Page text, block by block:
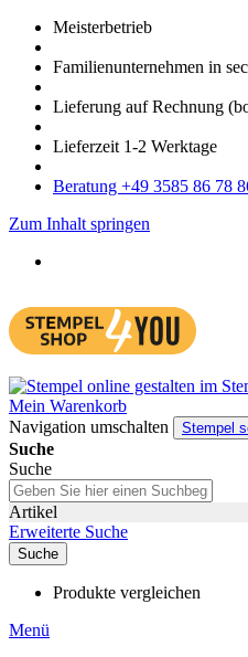
Meister­betrieb
Familien­unter­nehmen in
Lieferung auf Rech­nung
Liefer­zeit 1-2 Werk­tage
Bera­tung +49 3585 86 78
Zum Inhalt springen
Mein Warenkorb
Navigation umschalten
Stempel
Suche
Suche
Artikel
Erweiterte Suche
Suche
Produkte vergleichen
Menü